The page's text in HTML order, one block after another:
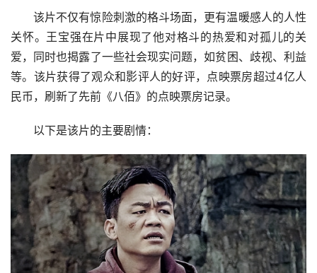
该片不仅有惊险刺激的格斗场面，更有温暖感人的人性
关怀。王宝强在片中展现了他对格斗的热爱和对孤儿的关
爱，同时也揭露了一些社会现实问题，如贫困、歧视、利益
等。该片获得了观众和影评人的好评，点映票房超过4亿人
民币，刷新了先前《八佰》的点映票房记录。
以下是该片的主要剧情：